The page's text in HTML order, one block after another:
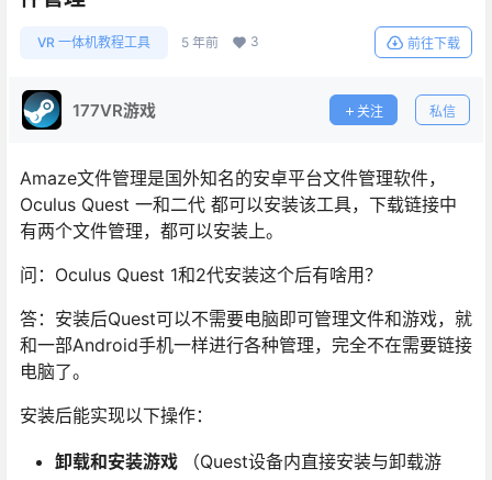
VR 一体机教程工具 5 年前 3 前往下载
177VR游戏 关注 私信
Amaze文件管理是国外知名的安卓平台文件管理软件，
Oculus Quest 一和二代 都可以安装该工具，下载链接中
有两个文件管理，都可以安装上。
问：Oculus Quest 1和2代安装这个后有啥用？
答：安装后Quest可以不需要电脑即可管理文件和游戏，就
和一部Android手机一样进行各种管理，完全不在需要链接
电脑了。
安装后能实现以下操作：
卸载和安装游戏
（Quest设备内直接安装与卸载游